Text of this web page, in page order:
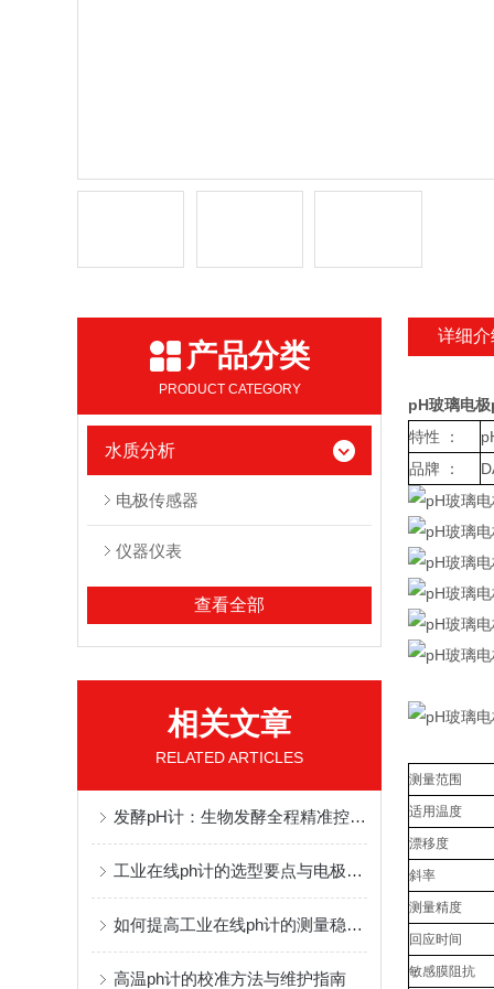
产品分类
PRODUCT CATEGORY
水质分析
电极传感器
仪器仪表
查看全部
相关文章
RELATED ARTICLES
发酵pH计：生物发酵全程精准控pH，保障发酵稳定高产
工业在线ph计的选型要点与电极维护保养指南
如何提高工业在线ph计的测量稳定性
高温ph计的校准方法与维护指南
详细介
pH玻璃电
特性 ：
品牌 ：
测量范围
适用温度
漂移度
斜率
测量精度
回应时间
敏感膜阻抗